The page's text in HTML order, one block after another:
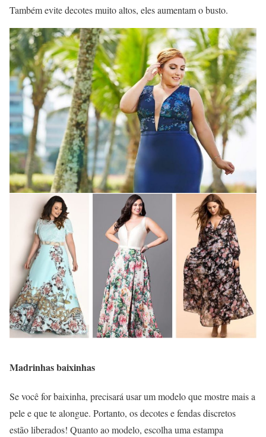
Também evite decotes muito altos, eles aumentam o busto.
Madrinhas baixinhas
Se você for baixinha, precisará usar um modelo que mostre mais a
pele e que te alongue. Portanto, os decotes e fendas discretos
estão liberados! Quanto ao modelo, escolha uma estampa